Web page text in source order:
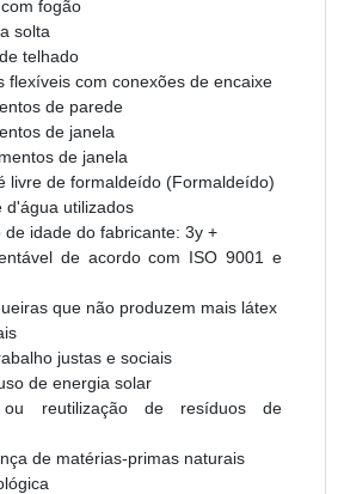
fogão
solta
telhado
flexíveis com conexões de encaixe
de parede
de janela
de janela
livre de formaldeído (Formaldeído)
d'água utilizados
idade do fabricante: 3y +
de acordo com ISO 9001 e
que não produzem mais látex
justas e sociais
de energia solar
reutilização de resíduos de
de matérias-primas naturais